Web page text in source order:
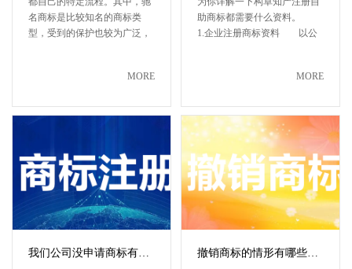
名商标是比较知名的商标类
型，受到的保护也较为广泛，
MORE
助商标都需要什么资料。
1.企业注册商标资料 以公
MORE